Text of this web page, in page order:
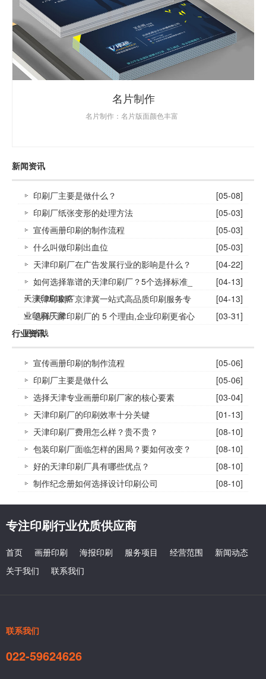
名片制作
名片制作：名片版面颜色丰富
新闻资讯
印刷厂主要是做什么？
[05-08]
印刷厂纸张变形的处理方法
[05-03]
宣传画册印刷的制作流程
[05-03]
什么叫做印刷出血位
[05-03]
天津印刷厂在广告发展行业的影响是什么？
[04-22]
如何选择靠谱的天津印刷厂？5个选择标准_
天津印刷攻略
[04-13]
天津印刷厂京津冀一站式高品质印刷服务专
业印刷厂家
[04-13]
选择天津印刷厂的 5 个理由,企业印刷更省心
更省钱
[03-31]
行业资讯
宣传画册印刷的制作流程
[05-06]
印刷厂主要是做什么
[05-06]
选择天津专业画册印刷厂家的核心要素
[03-04]
天津印刷厂的印刷效率十分关键
[01-13]
天津印刷厂费用怎么样？贵不贵？
[08-10]
包装印刷厂面临怎样的困局？要如何改变？
[08-10]
好的天津印刷厂具有哪些优点？
[08-10]
制作纪念册如何选择设计印刷公司
[08-10]
专注印刷行业优质供应商
首页 画册印刷 海报印刷 服务项目 经营范围
新闻动态
关于我们
联系我们
联系我们
022-59624626